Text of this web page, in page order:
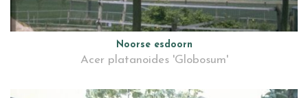
Noorse esdoorn
Acer platanoides 'Globosum'